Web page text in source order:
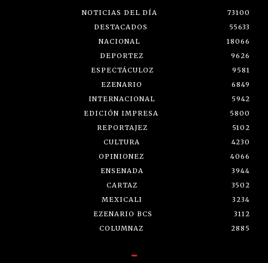
NOTICIAS DEL DÍA
73100
DESTACADOS
55633
NACIONAL
18066
DEPORTEZ
9626
ESPECTÁCULOZ
9581
EZENARIO
6849
INTERNACIONAL
5942
EDICIÓN IMPRESA
5800
REPORTAJEZ
5102
CULTURA
4230
OPINIONEZ
4066
ENSENADA
3944
CARTAZ
3502
MEXICALI
3234
EZENARIO BCS
3112
COLUMNAZ
2885
-